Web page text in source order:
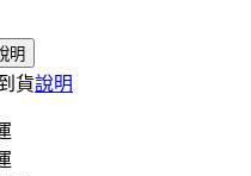
明
貨說明